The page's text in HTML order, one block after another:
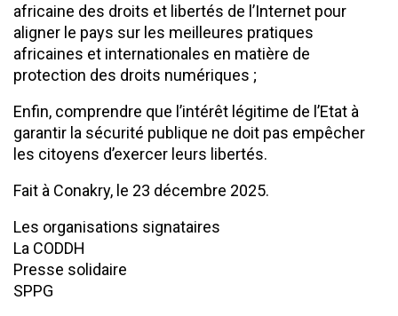
africaine des droits et libertés de l’Internet pour
aligner le pays sur les meilleures pratiques
africaines et internationales en matière de
protection des droits numériques ;
Enfin, comprendre que l’intérêt légitime de l’Etat à
garantir la sécurité publique ne doit pas empêcher
les citoyens d’exercer leurs libertés.
Fait à Conakry, le 23 décembre 2025.
Les organisations signataires
La CODDH
Presse solidaire
SPPG